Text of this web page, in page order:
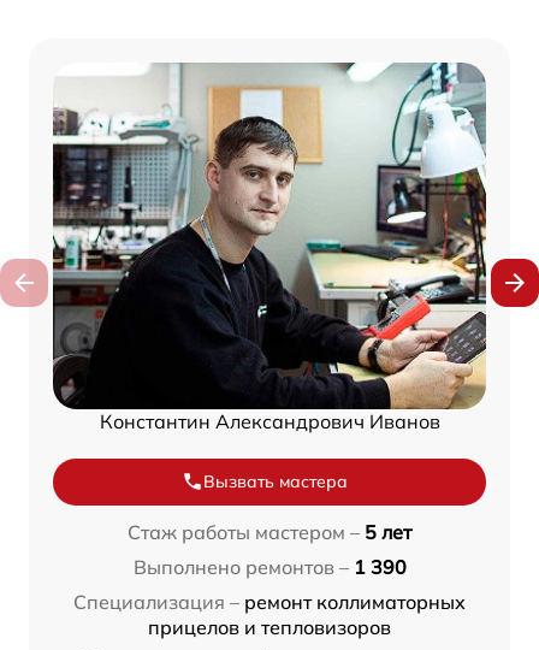
Константин Александрович Иванов
Вызвать мастера
Стаж работы мастером – 5 лет
Выполнено ремонтов – 1 390
Специализация – ремонт коллиматорных
прицелов и тепловизоров